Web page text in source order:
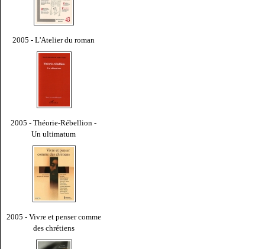
2005 - L'Atelier du roman
2005 - Théorie-Rébellion -
Un ultimatum
2005 - Vivre et penser comme
des chrétiens